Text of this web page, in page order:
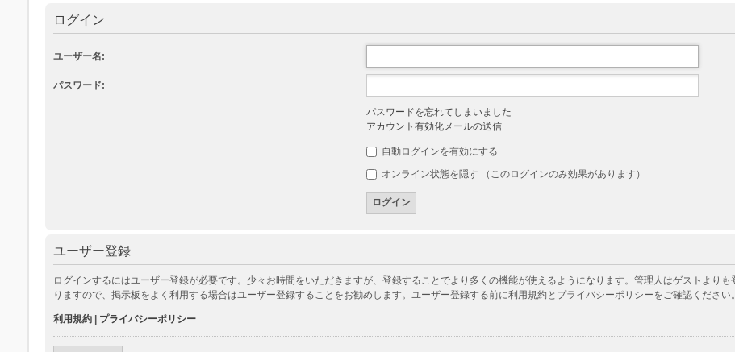
ログイン
ユーザー名:
パスワード:
パスワードを忘れてしまいました
アカウント有効化メールの送信
自動ログインを有効にする
オンライン状態を隠す （このログインのみ効果があります）
ユーザー登録
ログインするにはユーザー登録が必要です。少々お時間をいただきますが、登録することでより多くの機能が使えるようになります。管理人はゲストより
りますので、掲示板をよく利用する場合はユーザー登録することをお勧めします。ユーザー登録する前に利用規約とプライバシーポリシーをご確認くださ
利用規約| プライバシーポリシー